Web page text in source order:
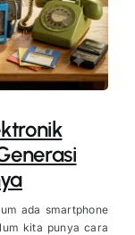
ada smartphone
kita punya cara